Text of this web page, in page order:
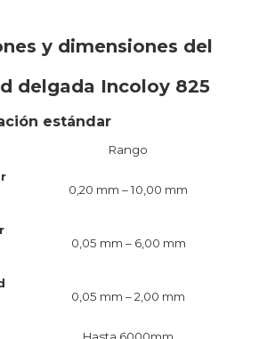
y dimensiones del
delgada Incoloy 825
estándar
Rango
0,20 mm – 10,00 mm
0,05 mm – 6,00 mm
0,05 mm – 2,00 mm